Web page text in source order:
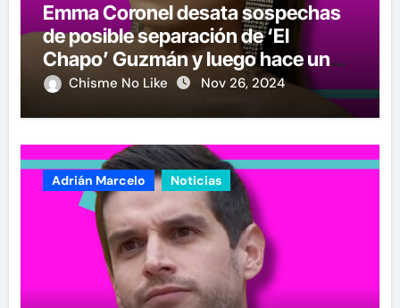
Emma Coronel desata sospechas
de posible separación de ‘El
Chapo’ Guzmán y luego hace un
crucial anuncio
Chisme No Like Nov 26, 2024
Adrián Marcelo Noticias